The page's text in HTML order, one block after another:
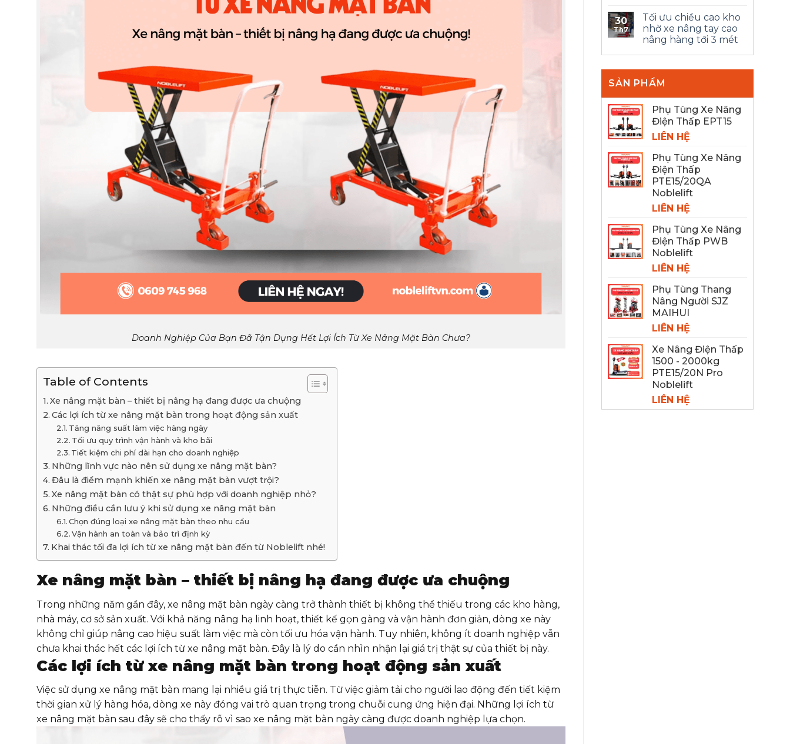
Doanh Nghiệp Của Bạn Đã Tận Dụng Hết Lợi Ích Từ Xe Nâng Mặt Bàn Chưa?
Table of Contents
Xe nâng mặt bàn – thiết bị nâng hạ đang được ưa chuộng
Các lợi ích từ xe nâng mặt bàn trong hoạt động sản xuất
Tăng năng suất làm việc hàng ngày
Tối ưu quy trình vận hành và kho bãi
Tiết kiệm chi phí dài hạn cho doanh nghiệp
Những lĩnh vực nào nên sử dụng xe nâng mặt bàn?
Đâu là điểm mạnh khiến xe nâng mặt bàn vượt trội?
Xe nâng mặt bàn có thật sự phù hợp với doanh nghiệp nhỏ?
Những điều cần lưu ý khi sử dụng xe nâng mặt bàn
Chọn đúng loại xe nâng mặt bàn theo nhu cầu
Vận hành an toàn và bảo trì định kỳ
Khai thác tối đa lợi ích từ xe nâng mặt bàn đến từ Noblelift nhé!
Xe nâng mặt bàn – thiết bị nâng hạ đang được ưa chuộng
Trong những năm gần đây, xe nâng mặt bàn ngày càng trở thành thiết bị không thể thiếu trong các kho hàng,
nhà máy, cơ sở sản xuất. Với khả năng nâng hạ linh hoạt, thiết kế gọn gàng và vận hành đơn giản, dòng xe này
không chỉ giúp nâng cao hiệu suất làm việc mà còn tối ưu hóa vận hành. Tuy nhiên, không ít doanh nghiệp vẫn
chưa khai thác hết các lợi ích từ xe nâng mặt bàn. Đây là lý do cần nhìn nhận lại giá trị thật sự của thiết bị này.
Các lợi ích từ xe nâng mặt bàn trong hoạt động sản xuất
Việc sử dụng xe nâng mặt bàn mang lại nhiều giá trị thực tiễn. Từ việc giảm tải cho người lao động đến tiết kiệm
thời gian xử lý hàng hóa, dòng xe này đóng vai trò quan trọng trong chuỗi cung ứng hiện đại. Những lợi ích từ
xe nâng mặt bàn sau đây sẽ cho thấy rõ vì sao xe nâng mặt bàn ngày càng được doanh nghiệp lựa chọn.
30
Th7
Tối ưu chiều cao kho
nhờ xe nâng tay cao
nâng hàng tới 3 mét
SẢN PHẨM
Phụ Tùng Xe Nâng
Điện Thấp EPT15
LIÊN HỆ
Phụ Tùng Xe Nâng
Điện Thấp
PTE15/20QA
Noblelift
LIÊN HỆ
Phụ Tùng Xe Nâng
Điện Thấp PWB
Noblelift
LIÊN HỆ
Phụ Tùng Thang
Nâng Người SJZ
MAIHUI
LIÊN HỆ
Xe Nâng Điện Thấp
1500 - 2000kg
PTE15/20N Pro
Noblelift
LIÊN HỆ